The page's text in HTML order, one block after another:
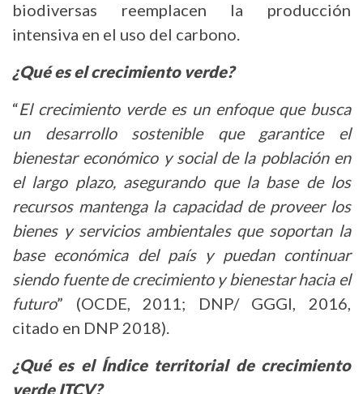
biodiversas reemplacen la producción
intensiva en el uso del carbono.
¿Qué es el crecimiento verde?
“El crecimiento verde es un enfoque que busca
un desarrollo sostenible que garantice el
bienestar económico y social de la población en
el largo plazo, asegurando que la base de los
recursos mantenga la capacidad de proveer los
bienes y servicios ambientales que soportan la
base económica del país y puedan continuar
siendo fuente de crecimiento y bienestar hacia el
futuro” (OCDE, 2011; DNP/ GGGI, 2016,
citado en DNP 2018).
¿Qué es el Índice territorial de crecimiento
verde ITCV?